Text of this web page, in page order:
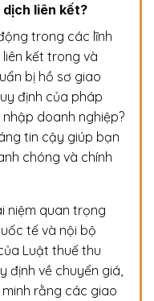
dịch liên kết?
trong các lĩnh
kết trong và
bị hồ sơ giao
định của pháp
doanh nghiệp?
tin cậy giúp bạn
chóng và chính
niệm quan trọng
tế và nội bộ
Luật thuế thu
định về chuyển giá,
rằng các giao